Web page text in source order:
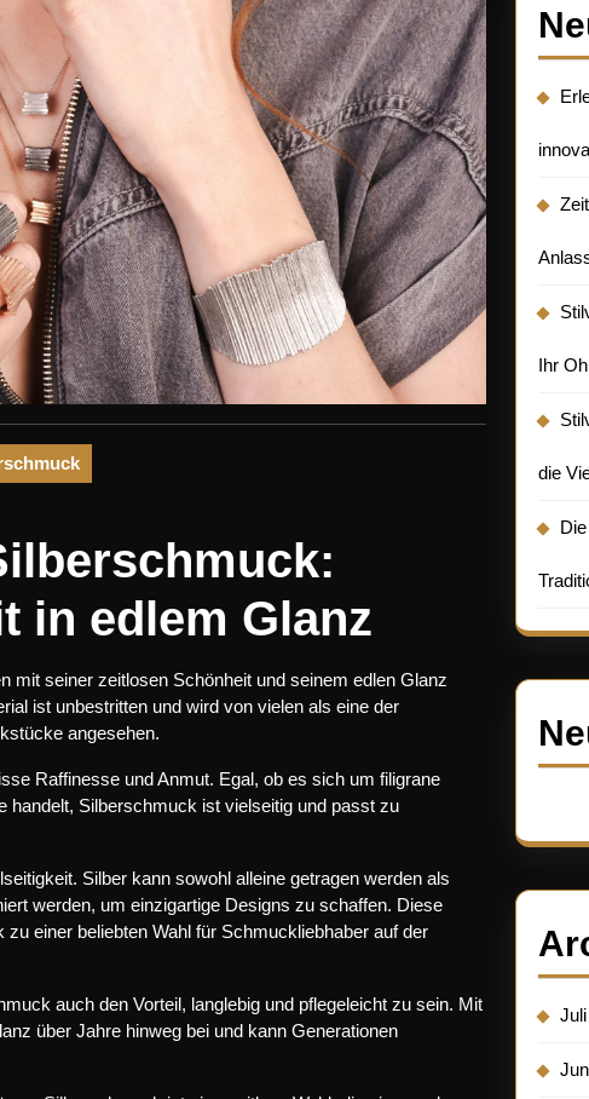
in edlem Glanz
mit seiner zeitlosen Schönheit und seinem edlen Glanz
ist unbestritten und wird von vielen als eine der
angesehen.
Raffinesse und Anmut. Egal, ob es sich um filigrane
handelt, Silberschmuck ist vielseitig und passt zu
Silber kann sowohl alleine getragen werden als
werden, um einzigartige Designs zu schaffen. Diese
einer beliebten Wahl für Schmuckliebhaber auf der
auch den Vorteil, langlebig und pflegeleicht zu sein. Mit
über Jahre hinweg bei und kann Generationen
Ihr
die